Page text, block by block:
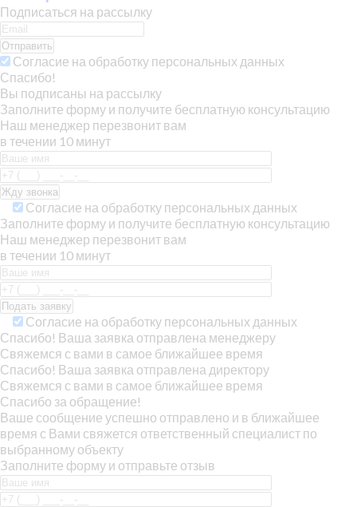
Подписаться на рассылку
Отправить
Согласие на обработку персональных данных
Спасибо!
Вы подписаны на рассылку
Заполните форму и получите бесплатную консультацию
Наш менеджер перезвонит вам
в течении 10 минут
Согласие на обработку персональных данных
Заполните форму и получите бесплатную консультацию
Наш менеджер перезвонит вам
в течении 10 минут
Согласие на обработку персональных данных
Спасибо! Ваша заявка отправлена менеджеру
Свяжемся с вами в самое ближайшее время
Спасибо! Ваша заявка отправлена директору
Свяжемся с вами в самое ближайшее время
Спасибо за обращение!
Ваше сообщение успешно отправлено и в ближайшее
время с Вами свяжется ответственный специалист по
выбранному объекту
Заполните форму и отправьте отзыв